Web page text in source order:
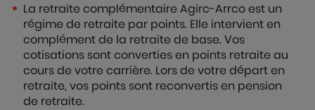
La retraite complémentaire Agirc-Arrco est un
régime de retraite par points. Elle intervient en
complément de la retraite de base. Vos
cotisations sont converties en points retraite au
cours de votre carrière. Lors de votre départ en
retraite, vos points sont reconvertis en pension
de retraite.